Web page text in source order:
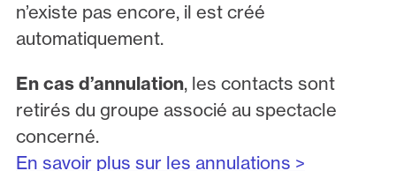
n’existe pas encore, il est créé
automatiquement.
En cas d’annulation, les contacts sont
retirés du groupe associé au spectacle
concerné.
En savoir plus sur les annulations >